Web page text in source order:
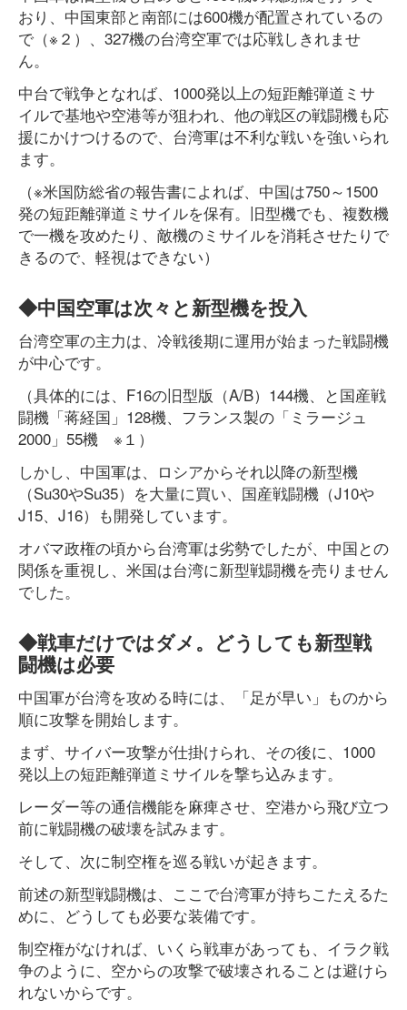
おり、中国東部と南部には600機が配置されているの
で（※２）、327機の台湾空軍では応戦しきれませ
ん。
中台で戦争となれば、1000発以上の短距離弾道ミサ
イルで基地や空港等が狙われ、他の戦区の戦闘機も応
援にかけつけるので、台湾軍は不利な戦いを強いられ
ます。
（※米国防総省の報告書によれば、中国は750～1500
発の短距離弾道ミサイルを保有。旧型機でも、複数機
で一機を攻めたり、敵機のミサイルを消耗させたりで
きるので、軽視はできない）
◆中国空軍は次々と新型機を投入
台湾空軍の主力は、冷戦後期に運用が始まった戦闘機
が中心です。
（具体的には、F16の旧型版（A/B）144機、と国産戦
闘機「蒋経国」128機、フランス製の「ミラージュ
2000」55機 ※１）
しかし、中国軍は、ロシアからそれ以降の新型機
（Su30やSu35）を大量に買い、国産戦闘機（J10や
J15、J16）も開発しています。
オバマ政権の頃から台湾軍は劣勢でしたが、中国との
関係を重視し、米国は台湾に新型戦闘機を売りません
でした。
◆戦車だけではダメ。どうしても新型戦
闘機は必要
中国軍が台湾を攻める時には、「足が早い」ものから
順に攻撃を開始します。
まず、サイバー攻撃が仕掛けられ、その後に、1000
発以上の短距離弾道ミサイルを撃ち込みます。
レーダー等の通信機能を麻痺させ、空港から飛び立つ
前に戦闘機の破壊を試みます。
そして、次に制空権を巡る戦いが起きます。
前述の新型戦闘機は、ここで台湾軍が持ちこたえるた
めに、どうしても必要な装備です。
制空権がなければ、いくら戦車があっても、イラク戦
争のように、空からの攻撃で破壊されることは避けら
れないからです。